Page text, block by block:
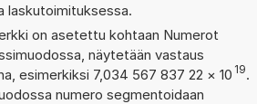
laskutoimituksessa.
on asetettu kohtaan Numerot
näytetään vastaus
esimerkiksi 7,034 567 837 22 × 10 19.
numero segmentoidaan